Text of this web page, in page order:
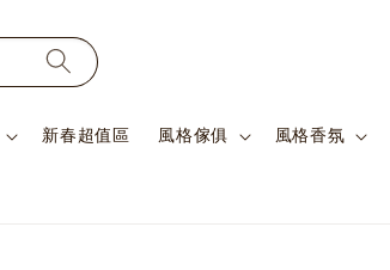
新春超值區 風格傢俱 風格香氛